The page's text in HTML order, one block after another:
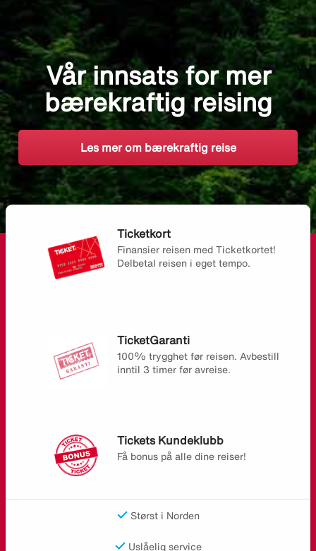
Vår innsats for mer
bærekraftig reising
Les mer om bærekraftig reise
Ticketkort
Finansier reisen med Ticketkortet!
Delbetal reisen i eget tempo.
TicketGaranti
100% trygghet før reisen. Avbestill
inntil 3 timer før avreise.
Tickets Kundeklubb
Få bonus på alle dine reiser!
Størst i Norden
Uslåelig service